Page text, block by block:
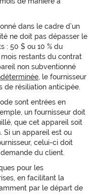
dans le cadre d’un
ne doit pas dépasser le
: 50 $ ou 10 % du
restants du contrat
non subventionné
, le fournisseur
de résiliation anticipée.
sont entrées en
un fournisseur doit
que cet appareil soit
Si un appareil est ou
celui-ci doit
du client.
pour les
en facilitant la
par le départ de